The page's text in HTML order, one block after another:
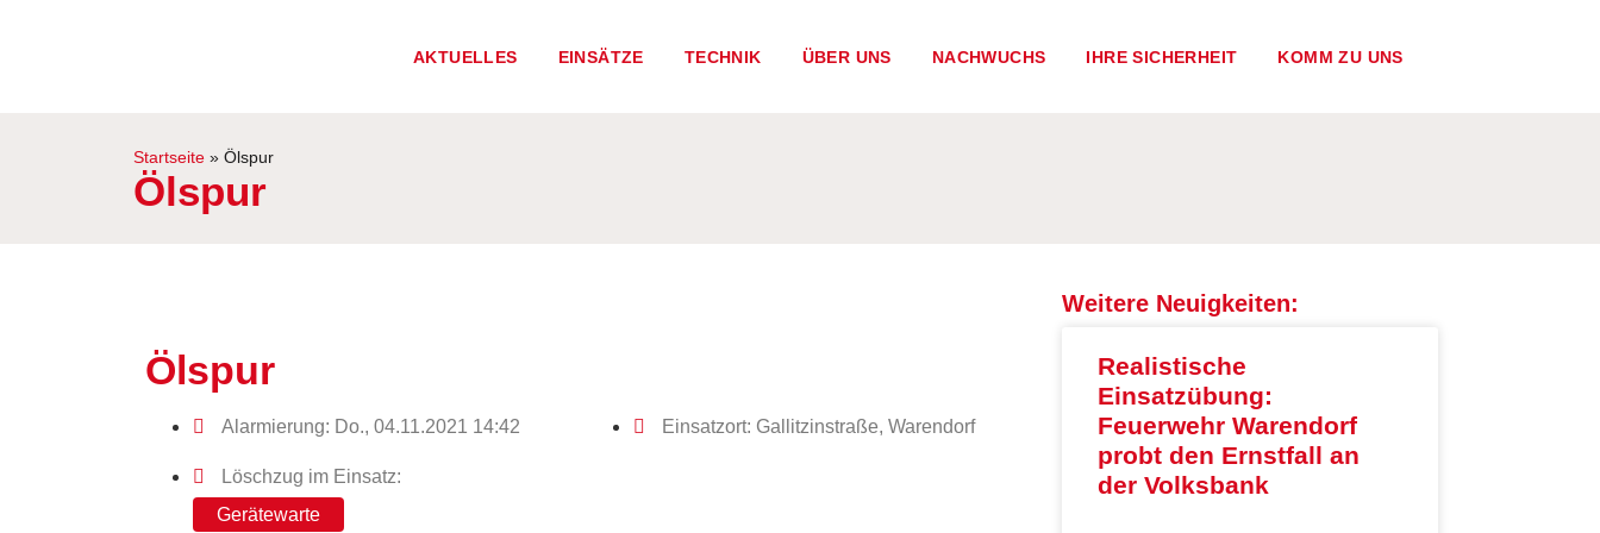
AKTUELLES EINSÄTZE TECHNIK ÜBER UNS NACHWUCHS IHRE SICHERHEIT KOMM ZU UNS
Startseite » Ölspur
Ölspur
Ölspur
Alarmierung: Do., 04.11.2021 14:42 Einsatzort: Gallitzinstraße, Warendorf
Löschzug im Einsatz:
Gerätewarte
Weitere Neuigkeiten:
Realistische
Einsatzübung:
Feuerwehr Warendorf
probt den Ernstfall an
der Volksbank